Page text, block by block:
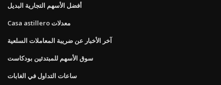
أفضل الأسهم التجارية البديل
Casa astillero معدلات
آخر الأخبار عن ضريبة المعاملات السلعية
سوق الأسهم للمبتدئين بودكاست
ساعات التداول في الغابات